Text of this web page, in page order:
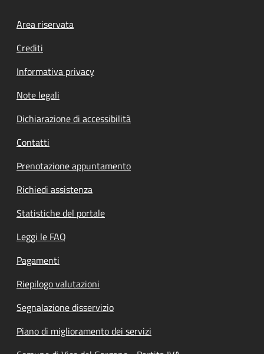
Footer menu
Area riservata
Crediti
Informativa privacy
Note legali
Dichiarazione di accessibilità
Contatti
Prenotazione appuntamento
Richiedi assistenza
Statistiche del portale
Leggi le FAQ
Pagamenti
Riepilogo valutazioni
Segnalazione disservizio
Piano di miglioramento dei servizi